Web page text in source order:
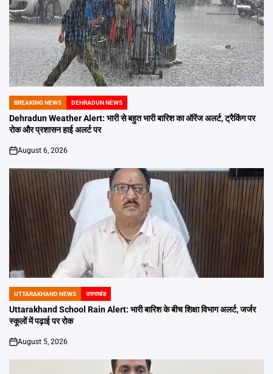
POSTED
IN
BREAKING NEWS DEHRADUN NEWS
Dehradun Weather Alert: भारी से बहुत भारी बारिश का ऑरेंज अलर्ट, ट्रैकिंग पर
रोक और प्रशासन हाई अलर्ट पर
on
August 6, 2026
POSTED
IN
UTTARAKHAND NEWS उत्तराखंड
Uttarakhand School Rain Alert: भारी बारिश के बीच शिक्षा विभाग अलर्ट, जर्जर
स्कूलों में पढ़ाई पर रोक
on
August 5, 2026